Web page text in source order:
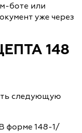
боте или
уже через
148
следующую
форме 148-1/